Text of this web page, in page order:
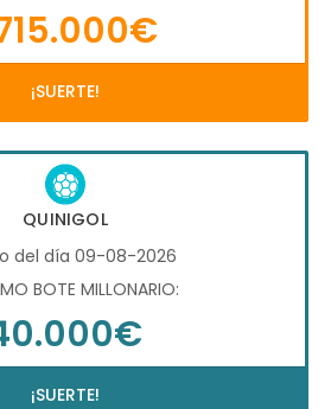
¡SUERTE!
QUINIGOL
del día 09-08-2026
BOTE MILLONARIO:
¡SUERTE!